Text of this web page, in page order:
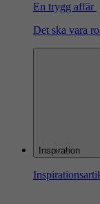
En trygg affär
Det ska vara
Inspiration